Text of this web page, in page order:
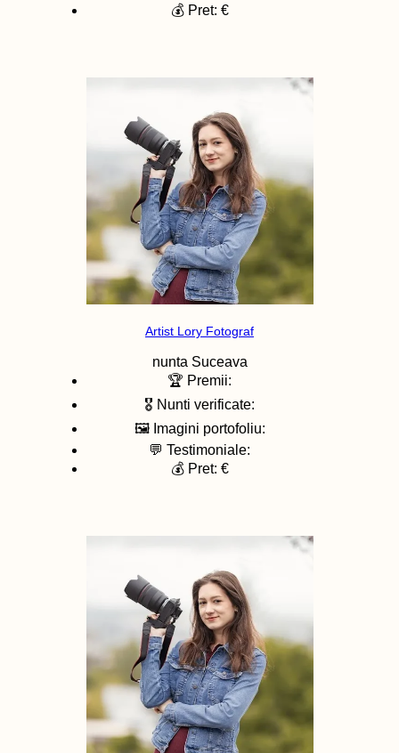
💰 Pret: €
Artist Lory Fotograf
nunta Suceava
🏆 Premii:
🎖️ Nunti verificate:
🖼️ Imagini portofoliu:
💬 Testimoniale:
💰 Pret: €